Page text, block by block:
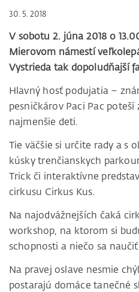
30. 5. 2018
V sobotu 2. júna 2018 o
Mierovom námestí
Vystrieda tak dopoludňajší
Hlavný hosť podujatia –
pesničkárov Paci Pac
najmenšie deti.
Tie väčšie si určite rady a s
kúsky trenčianskych
Trick či interaktívne
cirkusu Cirkus Kus.
Na najodvážnejších čaká
workshop, na ktorom si
schopnosti a niečo sa
Na pravej oslave nesmie
postarajú domáce tanečné